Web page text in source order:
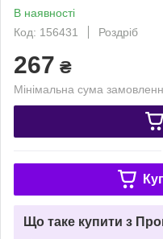
В наявності
Код: 156431
Роздріб
267 ₴
Мінімальна сума
Що таке купити з